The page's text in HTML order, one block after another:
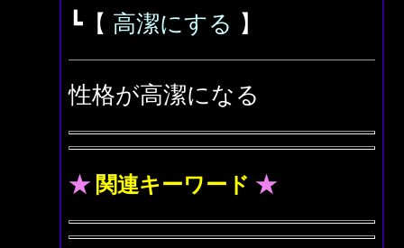
┗【 高潔にする 】
性格が高潔になる
★ 関連キーワード ★